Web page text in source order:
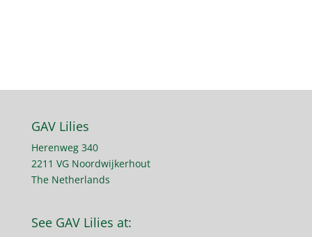
GAV Lilies
Herenweg 340
2211 VG Noordwijkerhout
The Netherlands
See GAV Lilies at: